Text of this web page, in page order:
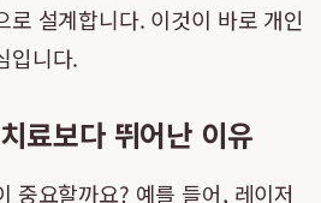
설계합니다. 이것이 바로 개인
입니다.
료보다 뛰어난 이유
중요할까요? 예를 들어, 레이저